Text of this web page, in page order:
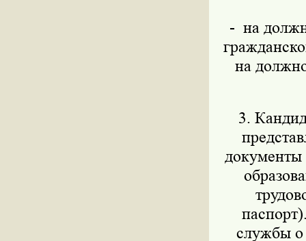
- на
на
3.
документы
службы о